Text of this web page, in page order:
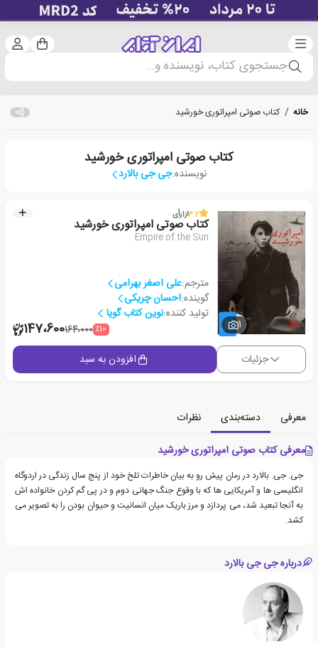
دسته‌بندی سبد
جستجوی کتاب، نویسنده و...
خانه / کتاب صوتی امپراتوری خورشید
کتاب صوتی امپراتوری خورشید
نویسنده:جی جی بالارد
1
3.2از1رأی
کتاب صوتی امپراتوری خورشید
Empire of the Sun
مترجم:علی اصغر بهرامی
گوینده:احسان چریکی
تولید کننده:نوین کتاب گویا
٪10164،000147،600
جزئیات افزودن به سبد
معرفی دسته‌بندی
نظرات
معرفی کتاب صوتی امپراتوری خورشید
جی. جی. بالارد در رمان پیش رو به بیان خاطرات تلخ خود از پنج سال زندگی در اردوگاه
انگلیسی ها و آمریکایی ها که با وقوع جنگ جهانی دوم و در پی گم کردن خانواده اش
به آنجا تبعید شد، می پردازد و مرز باریک میان انسانیت و حیوان بودن را به تصویر می
کشد.
درباره جی جی بالارد